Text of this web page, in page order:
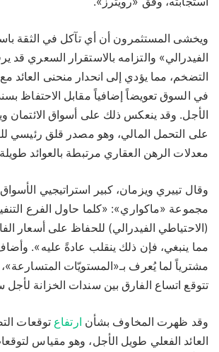
ويخشى المستثمرون أن أي تآكل في الثقة
الفيدرالي» والتزامه بالاستقرار السعري قد
التضخم، مما يؤدي إلى انحدار منحنى العائد
في السوق تعويضاً إضافياً مقابل الاحتفاظ
الأجل. وقد ينعكس ذلك على أسواق الائتمان
على التحمل المالي، وهو مصدر قلق رئيسي
معدلات الرهن العقاري مرتبطة بالعوائد
وقال تييري ويزمان، كبير استراتيجيي
مجموعة «ماكواري»: «كلما حاول الفرع
(الاحتياطي الفيدرالي) للحفاظ على أسعار
مما ينبغي، فإن ذلك ينقلب عادةً عليه». وأضاف
مشترياً لما يُعرف بـ«المستويّات
تتوقع اتساع الفارق بين سندات الخزانة لأجل سنتين
وقد ظهرت المخاوف بشأن ارتفاع توقعات
العائد الفعلي طويل الأجل، وهو مقياس